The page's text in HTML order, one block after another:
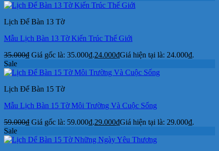
Lịch Để Bàn 13 Tờ
Mẫu Lịch Bàn 13 Tờ Kiến Trúc Thế Giới
35.000₫ Giá gốc là: 35.000₫.24.000₫Giá hiện tại là: 24.000₫.
Sale
Lịch Để Bàn 15 Tờ
Mẫu Lịch Bàn 15 Tờ Môi Trường Và Cuộc Sống
59.000₫ Giá gốc là: 59.000₫.29.000₫Giá hiện tại là: 29.000₫.
Sale